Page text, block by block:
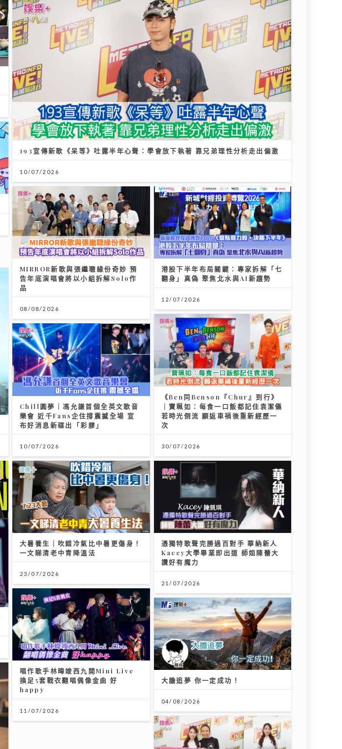
193宣傳新歌《呆等》吐露半年心聲：學會放下執著 靠兄弟理性分析走出偏激
10/07/2026
MIRROR新歌與張繼聰緣份奇妙 預
告年底演唱會將以小組拆解Solo作
品
08/08/2026
港股下半年布局關鍵：專家拆解「七
翻身」真偽 聚焦北水與AI新趨勢
12/07/2026
《Ben同Benson『Chur』到行》
｜寶珮如：每食一口飯都記住袁潔儀
若時光倒流 願返車禍後重新經歷一
次
30/07/2026
Chill圓夢｜馮允謙首個全英文歌音
樂會 近千Fans企住撐震撼全場 宣
布好消息新碟出「彩膠」
10/07/2026
大暑養生｜吹錯冷氣比中暑更傷身！
一文睇清老中青降溫法
23/07/2026
憑獨特歌聲完勝過百對手 華納新人
Kacey大學畢業即出道 師姐陳蕾大
讚好有魔力
21/07/2026
唱作歌手林暐竣西九開Mini Live
換足5套戰衣翻唱偶像金曲 好
happy
11/07/2026
大膽追夢 你一定成功！
04/08/2026